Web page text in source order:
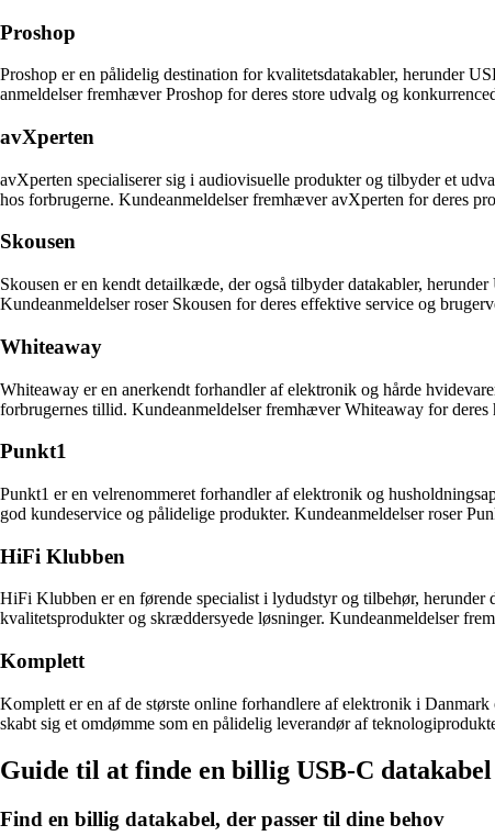
Proshop
Proshop er en pålidelig destination for kvalitetsdatakabler, herunder
anmeldelser fremhæver Proshop for deres store udvalg og
avXperten
avXperten specialiserer sig i audiovisuelle produkter og tilbyder et
hos forbrugerne. Kundeanmeldelser fremhæver avXperten for deres
Skousen
Skousen er en kendt detailkæde, der også tilbyder datakabler,
Kundeanmeldelser roser Skousen for deres effektive service og
Whiteaway
Whiteaway er en anerkendt forhandler af elektronik og hårde
forbrugernes tillid. Kundeanmeldelser fremhæver Whiteaway for
Punkt1
Punkt1 er en velrenommeret forhandler af elektronik og
god kundeservice og pålidelige produkter. Kundeanmeldelser roser
HiFi Klubben
HiFi Klubben er en førende specialist i lydudstyr og tilbehør,
kvalitetsprodukter og skræddersyede løsninger. Kundeanmeldelser
Komplett
Komplett er en af de største online forhandlere af elektronik i
skabt sig et omdømme som en pålidelig leverandør af
Guide til at finde en billig USB-C
Find en billig datakabel, der passer til dine behov